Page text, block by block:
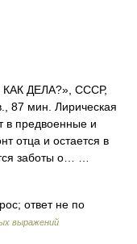
ДЕЛА?», СССР,
87 мин. Лирическая
в предвоенные и
отца и остается в
заботы о… …
ответ не по
выражений